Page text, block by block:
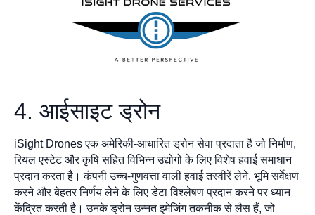
4. आईसाइट ड्रोन
iSight Drones एक अमेरिकी-आधारित ड्रोन सेवा प्रदाता है जो निर्माण,
रियल एस्टेट और कृषि सहित विभिन्न उद्योगों के लिए विशेष हवाई समाधान
प्रदान करता है। कंपनी उच्च-गुणवत्ता वाली हवाई तस्वीरें लेने, भूमि सर्वेक्षण
करने और बेहतर निर्णय लेने के लिए डेटा विश्लेषण प्रदान करने पर ध्यान
केंद्रित करती है। उनके ड्रोन उन्नत इमेजिंग तकनीक से लैस हैं, जो